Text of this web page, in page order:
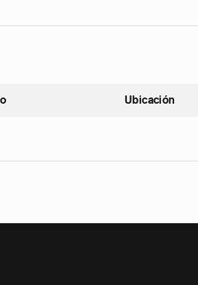
ascendente
Ubicación